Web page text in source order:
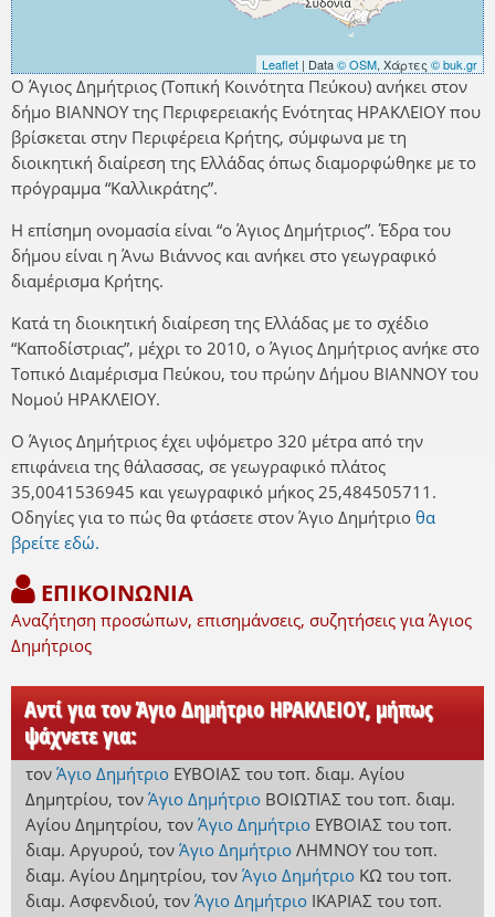
Leaflet | Data© OSM, Χάρτες © buk.gr
Ο Άγιος Δημήτριος (Τοπική Κοινότητα Πεύκου) ανήκει στον
δήμο ΒΙΑΝΝΟΥ της Περιφερειακής Ενότητας ΗΡΑΚΛΕΙΟΥ που
βρίσκεται στην Περιφέρεια Κρήτης, σύμφωνα με τη
διοικητική διαίρεση της Ελλάδας όπως διαμορφώθηκε με το
πρόγραμμα “Καλλικράτης”.
Η επίσημη ονομασία είναι “ο Άγιος Δημήτριος”. Έδρα του
δήμου είναι η Άνω Βιάννος και ανήκει στο γεωγραφικό
διαμέρισμα Κρήτης.
Κατά τη διοικητική διαίρεση της Ελλάδας με το σχέδιο
“Καποδίστριας”, μέχρι το 2010, ο Άγιος Δημήτριος ανήκε στο
Τοπικό Διαμέρισμα Πεύκου, του πρώην Δήμου ΒΙΑΝΝΟΥ του
Νομού ΗΡΑΚΛΕΙΟΥ.
Ο Άγιος Δημήτριος έχει υψόμετρο 320 μέτρα από την
επιφάνεια της θάλασσας, σε γεωγραφικό πλάτος
35,0041536945 και γεωγραφικό μήκος 25,484505711.
Οδηγίες για το πώς θα φτάσετε στον Άγιο Δημήτριο θα
βρείτε εδώ.
ΕΠΙΚΟΙΝΩΝΙΑ
Αναζήτηση προσώπων, επισημάνσεις, συζητήσεις για Άγιος
Δημήτριος
Αντί για τον Άγιο Δημήτριο ΗΡΑΚΛΕΙΟΥ, μήπως
ψάχνετε για:
τον Άγιο Δημήτριο ΕΥΒΟΙΑΣ του τοπ. διαμ. Αγίου
Δημητρίου, τον Άγιο Δημήτριο ΒΟΙΩΤΙΑΣ του τοπ. διαμ.
Αγίου Δημητρίου, τον Άγιο Δημήτριο ΕΥΒΟΙΑΣ του τοπ.
διαμ. Αργυρού, τον Άγιο Δημήτριο ΛΗΜΝΟΥ του τοπ.
διαμ. Αγίου Δημητρίου, τον Άγιο Δημήτριο ΚΩ του τοπ.
διαμ. Ασφενδιού, τον Άγιο Δημήτριο ΙΚΑΡΙΑΣ του τοπ.